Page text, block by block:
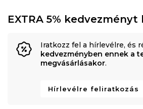
EXTRA 5% kedvezményt
Iratkozz fel a hírlevélre, és
kedvezményben ennek a
megvásárlásakor.
Hírlevélre feliratkozás